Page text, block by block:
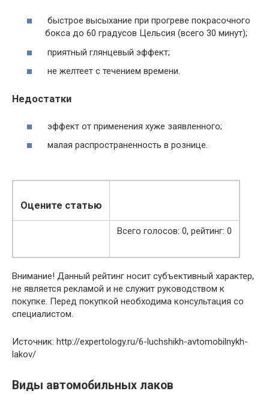
быстрое высыхание при прогреве покрасочного
бокса до 60 градусов Цельсия (всего 30 минут);
приятный глянцевый эффект;
не желтеет с течением времени.
Недостатки
эффект от применения хуже заявленного;
малая распространенность в рознице.
Оцените статью
Всего голосов: 0, рейтинг: 0
Внимание! Данный рейтинг носит субъективный характер,
не является рекламой и не служит руководством к
покупке. Перед покупкой необходима консультация со
специалистом.
Источник: http://expertology.ru/6-luchshikh-avtomobilnykh-
lakov/
Виды автомобильных лаков